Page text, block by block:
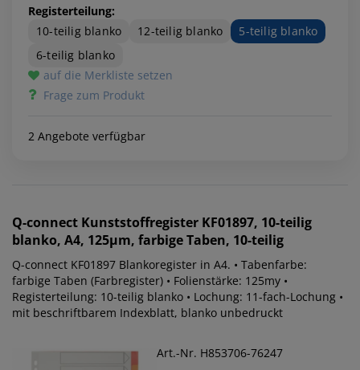
Registerteilung:
10-teilig blanko
12-teilig blanko
5-teilig blanko
6-teilig blanko
auf die Merkliste setzen
Frage zum Produkt
2 Angebote verfügbar
Q-connect Kunststoffregister KF01897, 10-teilig
blanko, A4, 125µm, farbige Taben, 10-teilig
Q-connect KF01897 Blankoregister in A4. • Tabenfarbe:
farbige Taben (Farbregister) • Folienstärke: 125my •
Registerteilung: 10-teilig blanko • Lochung: 11-fach-Lochung •
mit beschriftbarem Indexblatt, blanko unbedruckt
Art.-Nr. H853706-76247